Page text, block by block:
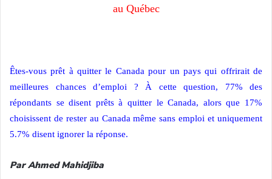
au Québec
Êtes-vous prêt à quitter le Canada pour un pays qui offrirait de
meilleures chances d’emploi ? À cette question, 77% des
répondants se disent prêts à quitter le Canada, alors que 17%
choisissent de rester au Canada même sans emploi et uniquement
5.7% disent ignorer la réponse.
Par Ahmed Mahidjiba